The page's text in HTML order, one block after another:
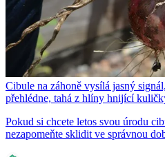
Cibule na záhoně vysílá jasný
přehlédne, tahá z hlíny hnijící
Pokud si chcete letos svou úrodu
nezapomeňte sklidit ve správnou